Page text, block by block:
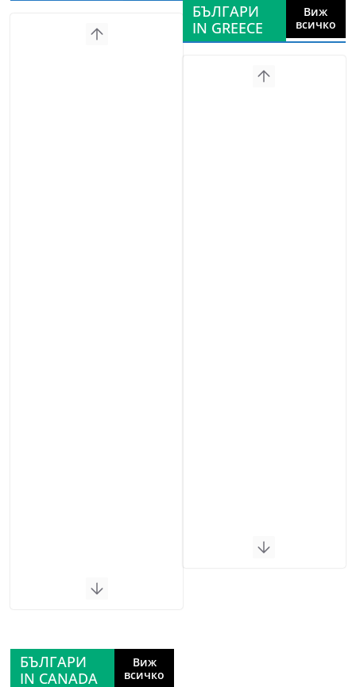
БЪЛГАРИ
IN GREECE
Виж
всичко
БЪЛГАРИ
IN CANADA
Виж
всичко